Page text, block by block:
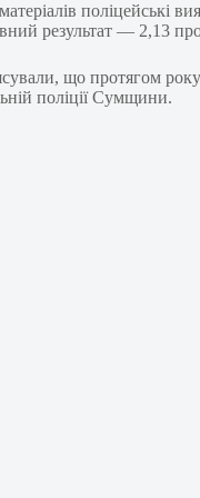
поліцейські
результат — 2,13
що протягом
поліції Сумщини.